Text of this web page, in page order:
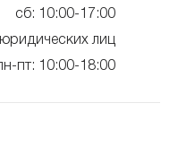
сб: 10:00-17:00
лиц
пт: 10:00-18:00